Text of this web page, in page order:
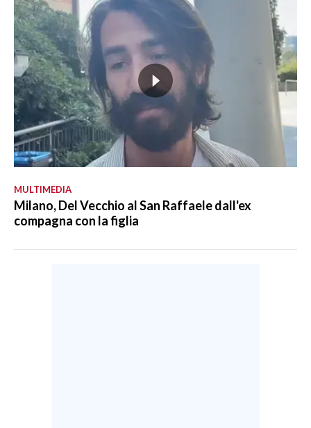
MULTIMEDIA
Milano, Del Vecchio al San Raffaele dall'ex
compagna con la figlia